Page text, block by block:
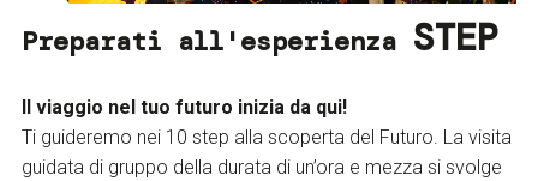
Preparati all'esperienza STEP
Il viaggio nel tuo futuro inizia da qui!
Ti guideremo nei 10 step alla scoperta del Futuro. La visita
guidata di gruppo della durata di un’ora e mezza si svolge